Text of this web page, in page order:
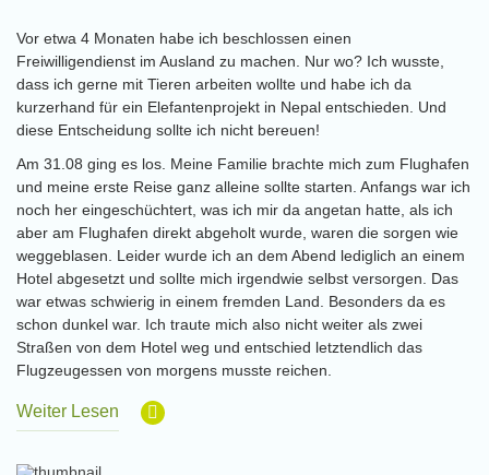
Vor etwa 4 Monaten habe ich beschlossen einen
Freiwilligendienst im Ausland zu machen. Nur wo? Ich wusste,
dass ich gerne mit Tieren arbeiten wollte und habe ich da
kurzerhand für ein Elefantenprojekt in Nepal entschieden. Und
diese Entscheidung sollte ich nicht bereuen!
Am 31.08 ging es los. Meine Familie brachte mich zum Flughafen
und meine erste Reise ganz alleine sollte starten. Anfangs war ich
noch her eingeschüchtert, was ich mir da angetan hatte, als ich
aber am Flughafen direkt abgeholt wurde, waren die sorgen wie
weggeblasen. Leider wurde ich an dem Abend lediglich an einem
Hotel abgesetzt und sollte mich irgendwie selbst versorgen. Das
war etwas schwierig in einem fremden Land. Besonders da es
schon dunkel war. Ich traute mich also nicht weiter als zwei
Straßen von dem Hotel weg und entschied letztendlich das
Flugzeugessen von morgens musste reichen.
Weiter Lesen